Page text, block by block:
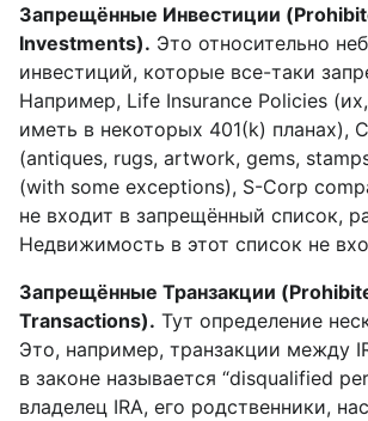
Запрещённые Инвестиции
Investments). Это относительно
инвестиций, которые все-таки
Например, Life Insurance Policies
иметь в некоторых 401(k) планах),
(antiques, rugs, artwork, gems,
(with some exceptions), S-Corp
не входит в запрещённый список,
Недвижимость в этот список не
Запрещённые Транзакции
Transactions). Тут определение
Это, например, транзакции между
в законе называется “disqualified
владелец IRA, его родственники,